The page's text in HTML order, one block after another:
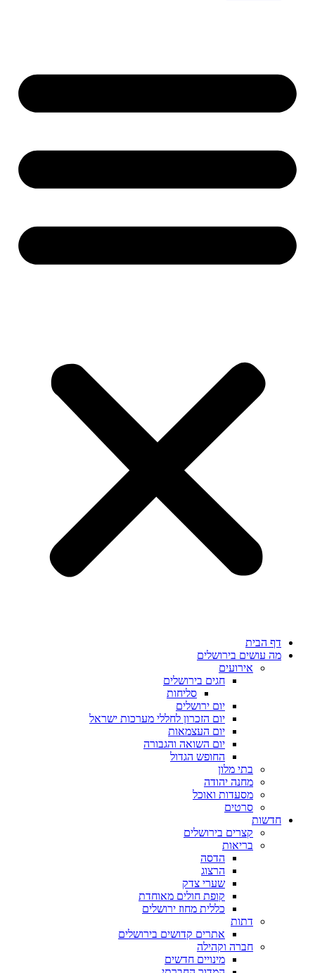
דף הבית
מה עושים בירושלים
אירועים
חגים בירושלים
סליחות
יום ירושלים
יום הזכרון לחללי מערכות ישראל
יום העצמאות
יום השואה והגבורה
החופש הגדול
בתי מלון
מחנה יהודה
מסעדות ואוכל
סרטים
חדשות
קצרים בירושלים
בריאות
הדסה
הרצוג
שערי צדק
קופת חולים מאוחדת
כללית מחוז ירושלים
דתות
אתרים קדושים בירושלים
חברה וקהילה
מינויים חדשים